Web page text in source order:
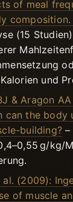
of meal
composition.
(15
und
& Aragon
can the body
building? –
g/kg/
al. (2009):
of muscle